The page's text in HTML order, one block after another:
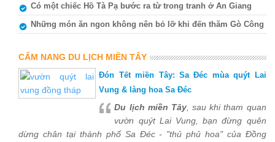
Có một chiếc Hồ Tà Pạ bước ra từ trong tranh ở An Giang
Những món ăn ngon không nên bỏ lỡ khi đến thăm Gò Công
CẨM NANG DU LỊCH MIỀN TÂY
Đón Tết miền Tây: Sa Đéc mùa quýt Lai
Vung & làng hoa Sa Đéc
Du lịch miền Tây, sau khi tham quan
vườn quýt Lai Vung, bạn đừng quên
dừng chân tại thành phố Sa Đéc - "thủ phủ hoa" của Đồng